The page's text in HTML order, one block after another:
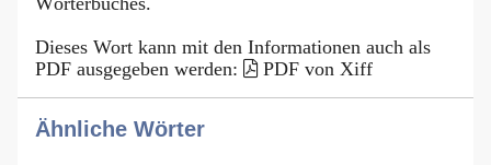
Dieses Wort kann mit den Informationen auch als
PDF ausgegeben werden:
PDF von Xiff
Ähnliche Wörter